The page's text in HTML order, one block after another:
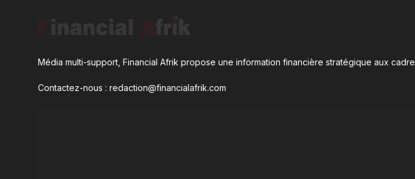
Média multi-support, Financial Afrik propose une information financière stratégique aux
Contactez-nous : redaction@financialafrik.com